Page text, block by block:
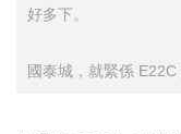
好多下。
國泰城，就緊係 E22C